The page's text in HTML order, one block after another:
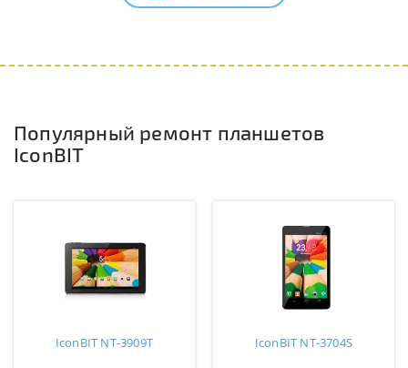
Популярный ремонт планшетов
IconBIT
IconBIT NT-3909T IconBIT NT-3704S